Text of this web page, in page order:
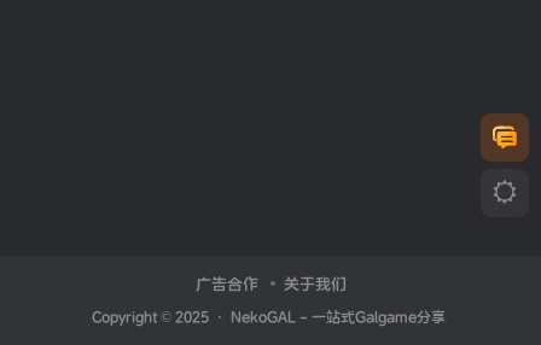
广告合作 关于我们
Copyright © 2025 · NekoGAL - 一站式Galgame分享